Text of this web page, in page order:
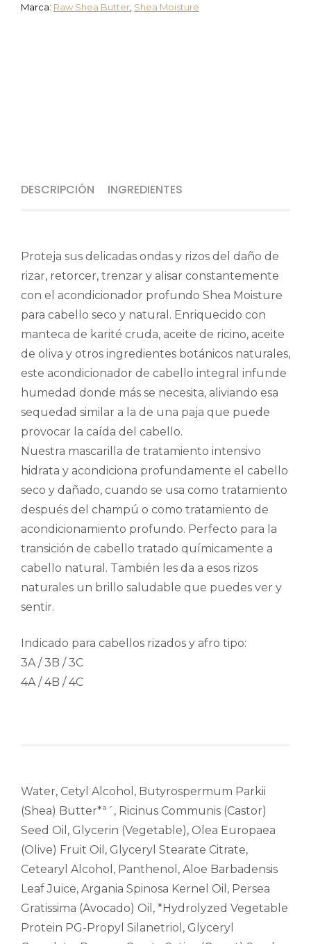
Marca: Raw Shea Butter Shea Moisture
DESCRIPCIÓN INGREDIENTES
Proteja sus delicadas ondas y rizos del daño de
rizar, retorcer, trenzar y alisar constantemente
con el acondicionador profundo Shea Moisture
para cabello seco y natural. Enriquecido con
manteca de karité cruda, aceite de ricino, aceite
de oliva y otros ingredientes botánicos naturales,
este acondicionador de cabello integral infunde
humedad donde más se necesita, aliviando esa
sequedad similar a la de una paja que puede
provocar la caída del cabello.
Nuestra mascarilla de tratamiento intensivo
hidrata y acondiciona profundamente el cabello
seco y dañado, cuando se usa como tratamiento
después del champú o como tratamiento de
acondicionamiento profundo. Perfecto para la
transición de cabello tratado químicamente a
cabello natural. También les da a esos rizos
naturales un brillo saludable que puedes ver y
sentir.
Indicado para cabellos rizados y afro tipo:
3A / 3B / 3C
4A / 4B / 4C
Water, Cetyl Alcohol, Butyrospermum Parkii
(Shea) Butter*ª´, Ricinus Communis (Castor)
Seed Oil, Glycerin (Vegetable), Olea Europaea
(Olive) Fruit Oil, Glyceryl Stearate Citrate,
Cetearyl Alcohol, Panthenol, Aloe Barbadensis
Leaf Juice, Argania Spinosa Kernel Oil, Persea
Gratissima (Avocado) Oil, *Hydrolyzed Vegetable
Protein PG-Propyl Silanetriol, Glyceryl